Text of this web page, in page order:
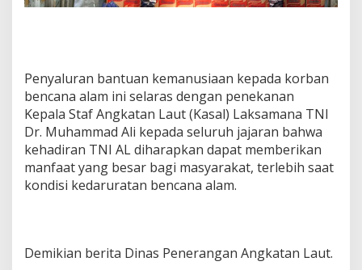
Penyaluran bantuan kemanusiaan kepada korban
bencana alam ini selaras dengan penekanan
Kepala Staf Angkatan Laut (Kasal) Laksamana TNI
Dr. Muhammad Ali kepada seluruh jajaran bahwa
kehadiran TNI AL diharapkan dapat memberikan
manfaat yang besar bagi masyarakat, terlebih saat
kondisi kedaruratan bencana alam.
Demikian berita Dinas Penerangan Angkatan Laut.